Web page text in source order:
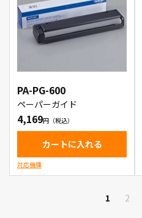
PA-PG-600
ペーパーガイド
4,169
カートに入れる
対応機種
1 2